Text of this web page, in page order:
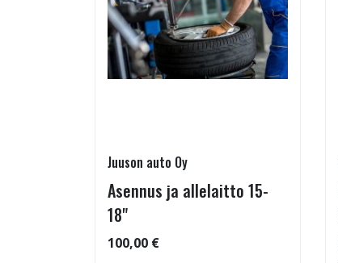
Juuson auto Oy
Asennus ja allelaitto 15-
18"
100,00 €